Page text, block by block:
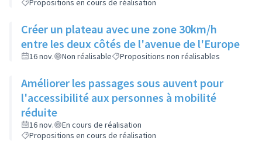
Rilliard en version détachable.
Propositions en cours de réalisation
Créer un plateau avec une zone 30km/h
entre les deux côtés de l'avenue de l'Europe
16 nov. Non réalisable Propositions non réalisables
Améliorer les passages sous auvent pour
l'accessibilité aux personnes à mobilité
réduite
16 nov.
En cours de réalisation
Propositions en cours de réalisation